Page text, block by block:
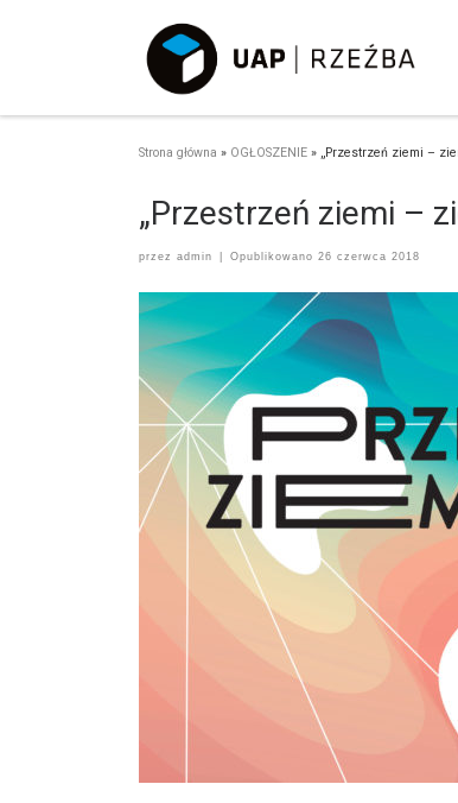
Strona główna » OGŁOSZENIE » „Przestrzeń ziemi –
„Przestrzeń ziemi –
przez admin Opublikowano 26 czerwca 2018